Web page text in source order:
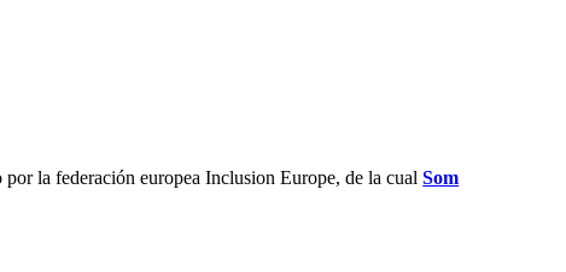
por la federación europea Inclusion Europe, de la cualSom